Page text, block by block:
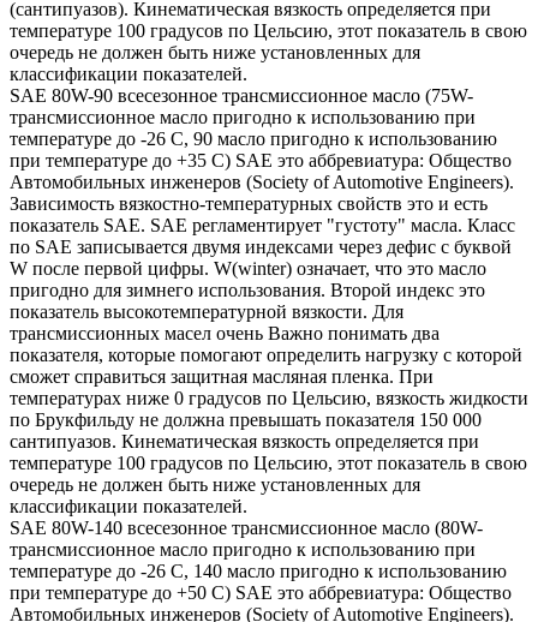
(сантипуазов). Кинематическая вязкость определяется при
температуре 100 градусов по Цельсию, этот показатель в свою
очередь не должен быть ниже установленных для
классификации показателей.
SAE 80W-90 всесезонное трансмиссионное масло (75W-
трансмиссионное масло пригодно к использованию при
температуре до -26 С, 90 масло пригодно к использованию
при температуре до +35 С) SAE это аббревиатура: Общество
Автомобильных инженеров (Society of Automotive Engineers).
Зависимость вязкостно-температурных свойств это и есть
показатель SAE. SAE регламентирует "густоту" масла. Класс
по SAE записывается двумя индексами через дефис с буквой
W после первой цифры. W(winter) означает, что это масло
пригодно для зимнего использования. Второй индекс это
показатель высокотемпературной вязкости. Для
трансмиссионных масел очень Важно понимать два
показателя, которые помогают определить нагрузку с которой
сможет справиться защитная масляная пленка. При
температурах ниже 0 градусов по Цельсию, вязкость жидкости
по Брукфильду не должна превышать показателя 150 000
сантипуазов. Кинематическая вязкость определяется при
температуре 100 градусов по Цельсию, этот показатель в свою
очередь не должен быть ниже установленных для
классификации показателей.
SAE 80W-140 всесезонное трансмиссионное масло (80W-
трансмиссионное масло пригодно к использованию при
температуре до -26 С, 140 масло пригодно к использованию
при температуре до +50 С) SAE это аббревиатура: Общество
Автомобильных инженеров (Society of Automotive Engineers).